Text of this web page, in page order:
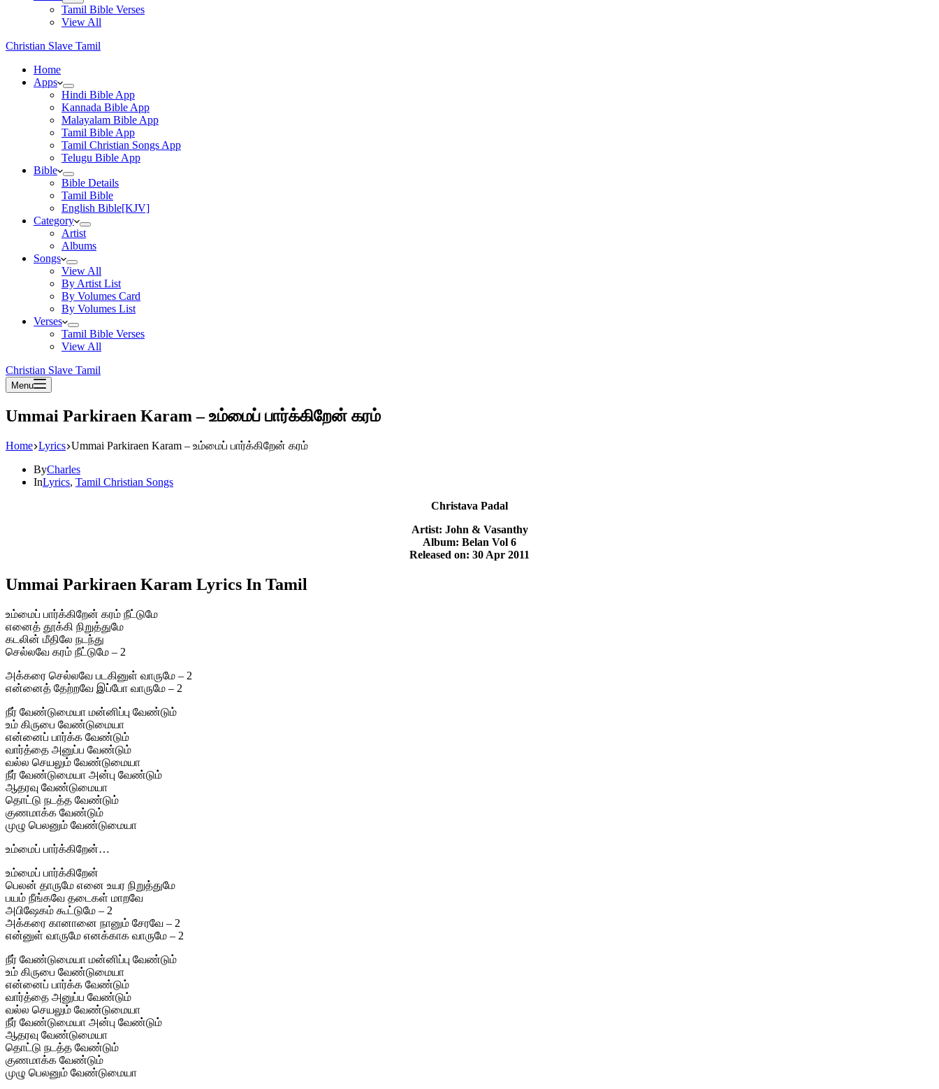
Tamil Bible Verses
View All
Christian Slave Tamil
Home
Apps
Hindi Bible App
Kannada Bible App
Malayalam Bible App
Tamil Bible App
Tamil Christian Songs App
Telugu Bible App
Bible
Bible Details
Tamil Bible
English Bible[KJV]
Category
Artist
Albums
Songs
View All
By Artist List
By Volumes Card
By Volumes List
Verses
Tamil Bible Verses
View All
Christian Slave Tamil
Menu
Ummai Parkiraen Karam – உம்மைப் பார்க்கிறேன் கரம்
Home Lyrics Ummai Parkiraen Karam – உம்மைப் பார்க்கிறேன் கரம்
ByCharles
InLyrics, Tamil Christian Songs
Christava Padal
Artist: John & Vasanthy
Album: Belan Vol 6
Released on: 30 Apr 2011
Ummai Parkiraen Karam Lyrics In Tamil
உம்மைப் பார்க்கிறேன் கரம் நீட்டுமே
எனைத் தூக்கி நிறுத்துமே
கடலின் மீதிலே நடந்து
செல்லவே கரம் நீட்டுமே – 2
அக்கரை செல்லவே படகினுள் வாருமே – 2
என்னைத் தேற்றவே இப்போ வாருமே – 2
நீர் வேண்டுமையா மன்னிப்பு வேண்டும்
உம் கிருபை வேண்டுமையா
என்னைப் பார்க்க வேண்டும்
வார்த்தை அனுப்ப வேண்டும்
வல்ல செயலும் வேண்டுமையா
நீர் வேண்டுமையா அன்பு வேண்டும்
ஆதரவு வேண்டுமையா
தொட்டு நடத்த வேண்டும்
குணமாக்க வேண்டும்
முழு பெலனும் வேண்டுமையா
உம்மைப் பார்க்கிறேன்…
உம்மைப் பார்க்கிறேன்
பெலன் தாருமே எனை உயர நிறுத்துமே
பயம் நீங்கவே தடைகள் மாறவே
அபிஷேகம் கூட்டுமே – 2
அக்கரை கானானை நானும் சேரவே – 2
என்னுள் வாருமே எனக்காக வாருமே – 2
நீர் வேண்டுமையா மன்னிப்பு வேண்டும்
உம் கிருபை வேண்டுமையா
என்னைப் பார்க்க வேண்டும்
வார்த்தை அனுப்ப வேண்டும்
வல்ல செயலும் வேண்டுமையா
நீர் வேண்டுமையா அன்பு வேண்டும்
ஆதரவு வேண்டுமையா
தொட்டு நடத்த வேண்டும்
குணமாக்க வேண்டும்
முழு பெலனும் வேண்டுமையா